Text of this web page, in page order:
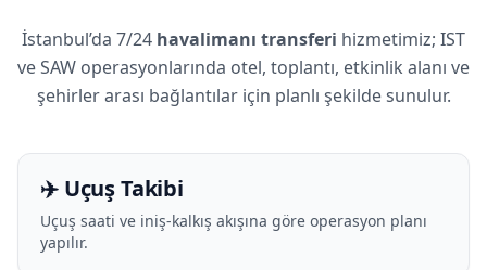
İstanbul’da 7/24 havalimanı transferi hizmetimiz; IST
ve SAW operasyonlarında otel, toplantı, etkinlik alanı ve
şehirler arası bağlantılar için planlı şekilde sunulur.
✈️ Uçuş Takibi
Uçuş saati ve iniş-kalkış akışına göre operasyon planı
yapılır.